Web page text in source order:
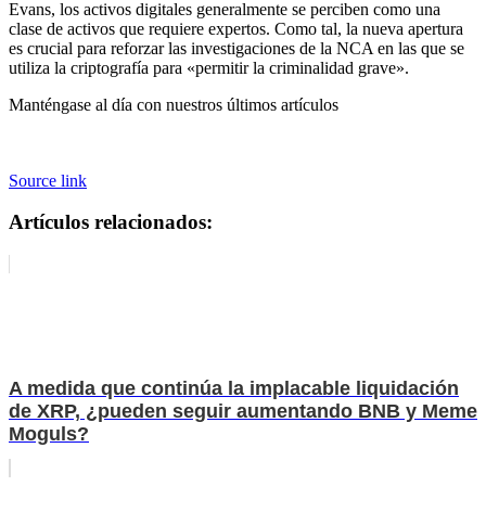
Evans, los activos digitales generalmente se perciben como una
clase de activos que requiere expertos. Como tal, la nueva apertura
es crucial para reforzar las investigaciones de la NCA en las que se
utiliza la criptografía para «permitir la criminalidad grave».
Manténgase al día con nuestros últimos artículos
Source link
Artículos relacionados:
A medida que continúa la implacable liquidación
de XRP, ¿pueden seguir aumentando BNB y Meme
Moguls?